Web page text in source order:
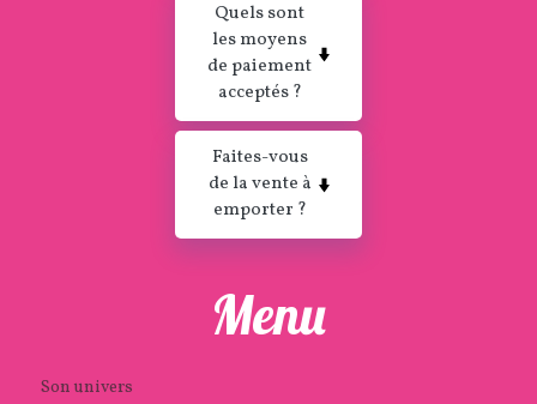
Quels sont
les moyens
de paiement
acceptés ?
Faites-vous
de la vente à
emporter ?
Menu
Son univers